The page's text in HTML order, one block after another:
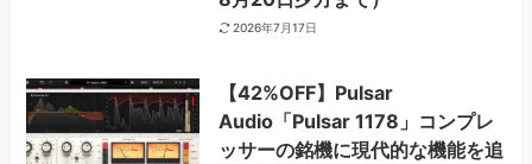
2026年7月17日
【42%OFF】Pulsar
Audio「Pulsar 1178」コンプレ
ッサーの銘機に現代的な機能を追